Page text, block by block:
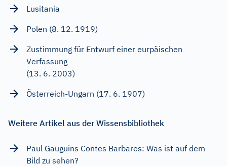
Lusitania
Polen (8. 12. 1919)
Zustimmung für Entwurf einer eurpäischen
Verfassung
(13. 6. 2003)
Österreich-Ungarn (17. 6. 1907)
Weitere Artikel aus der Wissensbibliothek
Paul Gauguins Contes Barbares: Was ist auf dem
Bild zu sehen?